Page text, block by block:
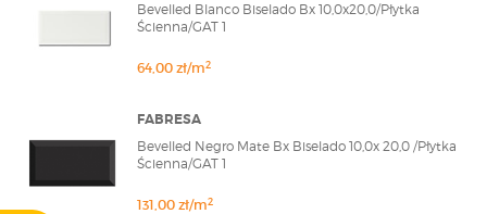
Bevelled Blanco Biselado Bx 10,0x20,0/Płytka
Ścienna/GAT 1
64,00 zł/m2
FABRESA
Bevelled Negro Mate Bx Biselado 10,0x 20,0 /Płytka
Ścienna/GAT 1
131,00 zł/m2